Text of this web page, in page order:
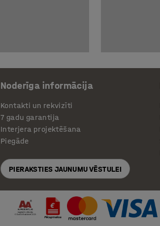
Noderīga informācija
Kontakti un rekvizīti
7 gadu garantija
Interjera projektēšana
Piegāde
PIERAKSTIES JAUNUMU VĒSTULEI